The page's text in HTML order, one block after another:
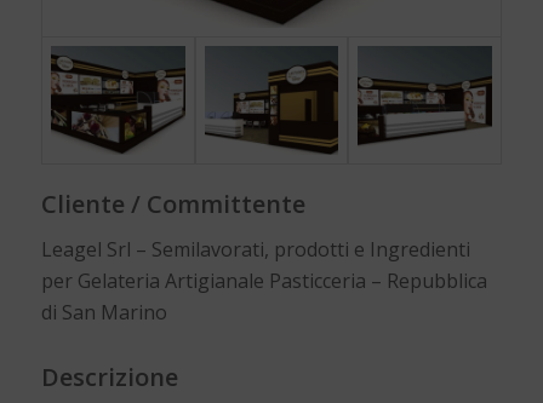
Cliente / Committente
Leagel Srl – Semilavorati, prodotti e Ingredienti
per Gelateria Artigianale Pasticceria – Repubblica
di San Marino
Descrizione